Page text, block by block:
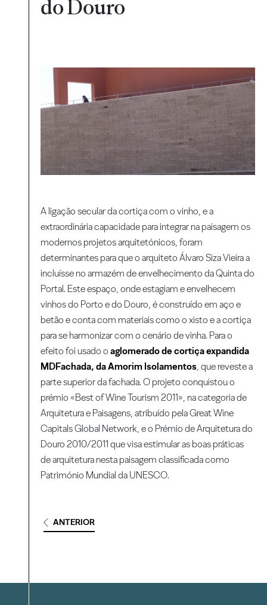
do Douro
A ligação secular da cortiça com o vinho, e a
extraordinária capacidade para integrar na paisagem os
modernos projetos arquitetónicos, foram
determinantes para que o arquiteto Álvaro Siza Vieira a
incluísse no armazém de envelhecimento da Quinta do
Portal. Este espaço, onde estagiam e envelhecem
vinhos do Porto e do Douro, é construído em aço e
betão e conta com materiais como o xisto e a cortiça
para se harmonizar com o cenário de vinha. Para o
efeito foi usado oaglomerado de cortiça expandida
MDFachada, da Amorim Isolamentos, que reveste a
parte superior da fachada. O projeto conquistou o
prémio «Best of Wine Tourism 2011», na categoria de
Arquitetura e Paisagens, atribuído pela Great Wine
Capitals Global Network, e o Prémio de Arquitetura do
Douro 2010/2011 que visa estimular as boas práticas
de arquitetura nesta paisagem classificada como
Património Mundial da UNESCO.
ANTERIOR